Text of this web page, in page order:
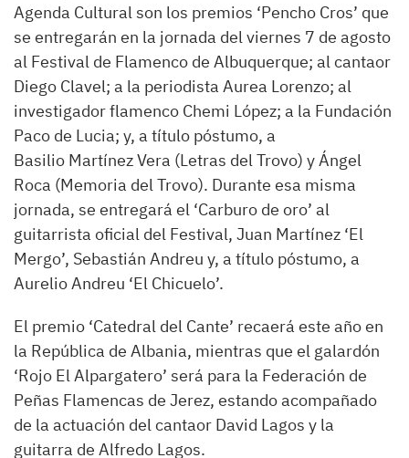
Agenda Cultural son los premios ‘Pencho Cros’ que
se entregarán en la jornada del viernes 7 de agosto
al Festival de Flamenco de Albuquerque; al cantaor
Diego Clavel; a la periodista Aurea Lorenzo; al
investigador flamenco Chemi López; a la Fundación
Paco de Lucia; y, a título póstumo, a
Basilio Martínez Vera (Letras del Trovo) y Ángel
Roca (Memoria del Trovo). Durante esa misma
jornada, se entregará el ‘Carburo de oro’ al
guitarrista oficial del Festival, Juan Martínez ‘El
Mergo’, Sebastián Andreu y, a título póstumo, a
Aurelio Andreu ‘El Chicuelo’.
El premio ‘Catedral del Cante’ recaerá este año en
la República de Albania, mientras que el galardón
‘Rojo El Alpargatero’ será para la Federación de
Peñas Flamencas de Jerez, estando acompañado
de la actuación del cantaor David Lagos y la
guitarra de Alfredo Lagos.